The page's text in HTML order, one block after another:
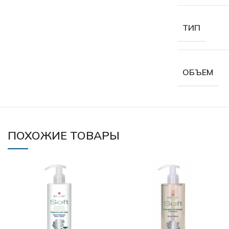
ТИП
ОБЪЕМ
ПОХОЖИЕ ТОВАРЫ